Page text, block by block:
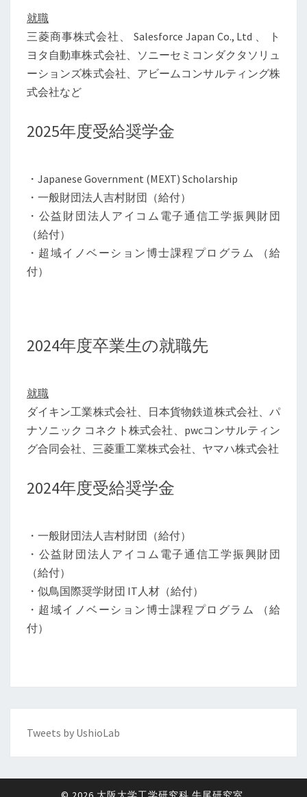
就職
三菱商事株式会社、 Salesforce Japan Co., Ltd 、 ト
ヨタ自動車株式会社、ソニーセミコンダクタソリュ
ーションズ株式会社、アビームコンサルティング株
式会社など
2025年度受給奨学金
・Japanese Government (MEXT) Scholarship
・一般財団法人吉村財団（給付）
・公益財団法人アイコム電子通信工学振興財団
（給付）
・超域イノベーション博士課程プログラム （給
付）
2024年度卒業生の就職先
就職
ダイキン工業株式会社、日本貨物鉄道株式会社、パ
ナソニック コネクト株式会社、pwcコンサルティン
グ合同会社、三菱重工業株式会社、ヤマハ株式会社
2024年度受給奨学金
・一般財団法人吉村財団（給付）
・公益財団法人アイコム電子通信工学振興財団
（給付）
・似鳥国際奨学財団 IT人材（給付）
・超域イノベーション博士課程プログラム （給
付）
Tweets by UshioLab